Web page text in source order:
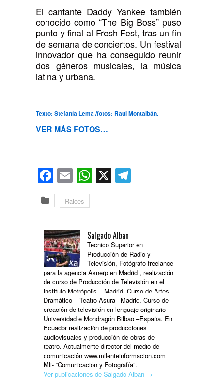
El cantante Daddy Yankee también
conocido como “The Big Boss” puso
punto y final al Fresh Fest, tras un fin
de semana de conciertos. Un festival
innovador que ha conseguido reunir
dos géneros musicales, la música
latina y urbana.
Texto: Stefanía Lema /fotos: Raúl Montalbán.
VER MÁS FOTOS…
Facebook
EmailWhatsApp
X
Raices
Salgado Alban
Técnico Superior en
Producción de Radio y
Televisión, Fotógrafo freelance
para la agencia Asnerp en Madrid , realización
de curso de Producción de Televisión en el
instituto Metrópolis – Madrid, Curso de Artes
Dramático – Teatro Asura –Madrid. Curso de
creación de televisión en lenguaje originario –
Universidad e Mondragón Bilbao –España. En
Ecuador realización de producciones
audiovisuales y producción de obras de
teatro. Actualmente director del medio de
comunicación www.milenteinformacion.com
Mli- “Comunicación y Fotografía”.
Ver publicaciones de Salgado Alban →